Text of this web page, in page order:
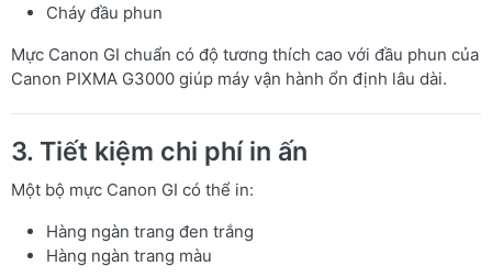
Cháy đầu phun
Mực Canon GI chuẩn có độ tương thích cao với đầu phun của
Canon PIXMA G3000 giúp máy vận hành ổn định lâu dài.
3. Tiết kiệm chi phí in ấn
Một bộ mực Canon GI có thể in:
Hàng ngàn trang đen trắng
Hàng ngàn trang màu